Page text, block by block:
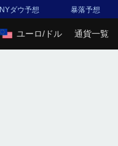
NYダウ予想 暴落予想
ユーロ/ドル 通貨一覧